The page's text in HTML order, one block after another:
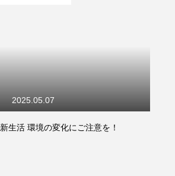
新生活 環境の変化にご注意を！
2025.05.07